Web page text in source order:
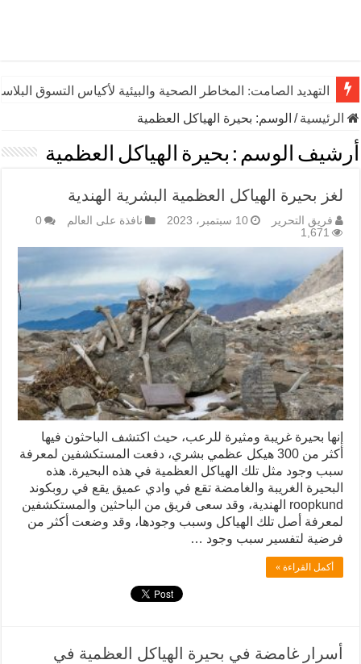
التهديد الصامت: المخاطر الصحية والبيئية لأكياس التسوق
الرئيسية/ الوسم: بحيرة الهياكل العظمية
أرشيف الوسم : بحيرة الهياكل العظمية
لغز بحيرة الهياكل العظمية البشرية الهندية
فريق التحرير 10 سبتمبر، 2023 نافذة على العالم
0
1,671
إنها بحيرة غريبة ومثيرة للرعب، حيث اكتشف الباحثون فيها
أكثر من 300 هيكل عظمي بشري، دفعت المستكشفين لمعرفة
سبب وجود مثل تلك الهياكل العظمية في هذه البحيرة. هذه
البحيرة الغريبة والغامضة تقع في وادي عميق يقع في روبكوند
roopkund الهندية، وقد سعى فريق من الباحثين والمستكشفين
لمعرفة أصل تلك الهياكل وسبب وجودها، وقد وضعت أكثر من
فرضية لتفسير سبب وجود …
أكمل القراءة »
أسرار غامضة في بحيرة الهياكل العظمية في